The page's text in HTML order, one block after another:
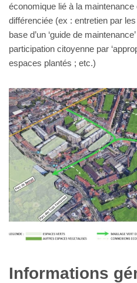
économique lié à la
différenciée (ex : entretien par
base d’un ‘guide de
participation citoyenne par
espaces plantés ; etc.)
Informations